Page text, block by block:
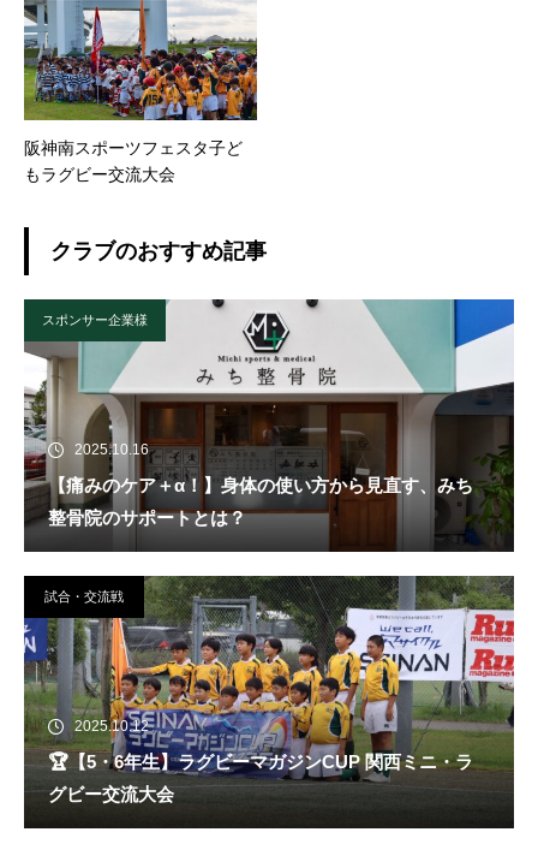
阪神南スポーツフェスタ子ど
もラグビー交流大会
クラブのおすすめ記事
スポンサー企業様
2025.10.16
【痛みのケア＋α！】身体の使い方から見直す、みち
整骨院のサポートとは？
試合・交流戦
2025.10.12
🏆️【5・6年生】ラグビーマガジンCUP 関西ミニ・ラ
グビー交流大会